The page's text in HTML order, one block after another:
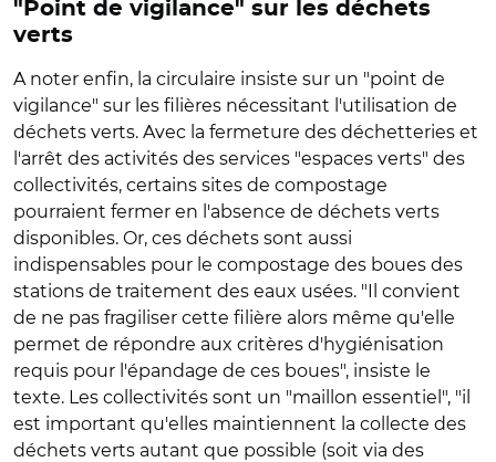
"Point de vigilance" sur les déchets
verts
A noter enfin, la circulaire insiste sur un "point de
vigilance" sur les filières nécessitant l'utilisation de
déchets verts. Avec la fermeture des déchetteries et
l'arrêt des activités des services "espaces verts" des
collectivités, certains sites de compostage
pourraient fermer en l'absence de déchets verts
disponibles. Or, ces déchets sont aussi
indispensables pour le compostage des boues des
stations de traitement des eaux usées. "Il convient
de ne pas fragiliser cette filière alors même qu'elle
permet de répondre aux critères d'hygiénisation
requis pour l'épandage de ces boues", insiste le
texte. Les collectivités sont un "maillon essentiel", "il
est important qu'elles maintiennent la collecte des
déchets verts autant que possible (soit via des